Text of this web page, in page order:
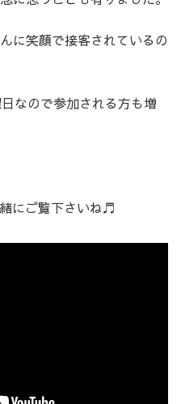
に笑顔で接客されているの
なので参加される方も増
にご覧下さいね♬